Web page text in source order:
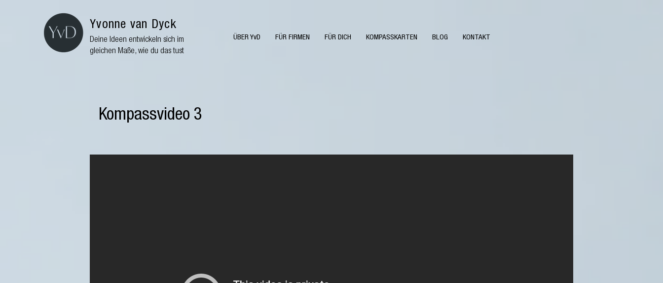
Yvonne van Dyck
Deine Ideen entwickeln sich im
gleichen Maße, wie du das tust
ÜBER YvD FÜR FIRMEN FÜR DICH KOMPASSKARTEN BLOG KONTAKT
Kompassvideo 3